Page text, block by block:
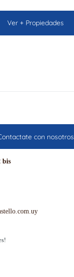
Ver + Propiedades
con nosotros
bis